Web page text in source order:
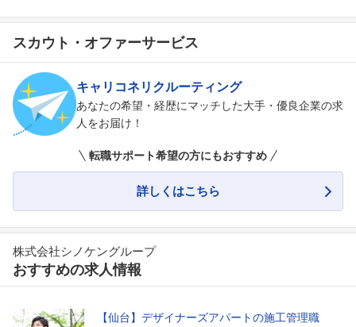
スカウト・オファーサービス
キャリコネリクルーティング
あなたの希望・経歴にマッチした大手・優良企業の求
人をお届け！
転職サポート希望の方にもおすすめ
詳しくはこちら
株式会社シノケングループ
おすすめの求人情報
【仙台】デザイナーズアパートの施工管理職